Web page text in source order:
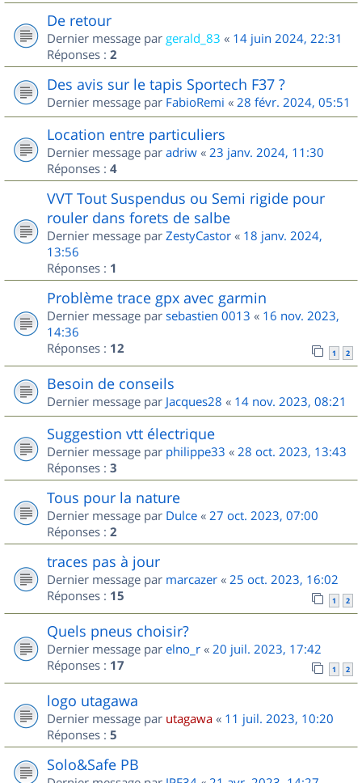
De retour
Dernier message par gerald_83 « 14 juin 2024, 22:31
Réponses : 2
Des avis sur le tapis Sportech F37 ?
Dernier message par FabioRemi « 28 févr. 2024, 05:51
Location entre particuliers
Dernier message par adriw « 23 janv. 2024, 11:30
Réponses : 4
VVT Tout Suspendus ou Semi rigide pour
rouler dans forets de salbe
Dernier message par ZestyCastor « 18 janv. 2024,
13:56
Réponses : 1
Problème trace gpx avec garmin
Dernier message par sebastien 0013 « 16 nov. 2023,
14:36
Réponses : 12 1 2
Besoin de conseils
Dernier message par Jacques28 « 14 nov. 2023, 08:21
Suggestion vtt électrique
Dernier message par philippe33 « 28 oct. 2023, 13:43
Réponses : 3
Tous pour la nature
Dernier message par Dulce « 27 oct. 2023, 07:00
Réponses : 2
traces pas à jour
Dernier message par marcazer « 25 oct. 2023, 16:02
Réponses : 15 1 2
Quels pneus choisir?
Dernier message par elno_r « 20 juil. 2023, 17:42
Réponses : 17 1 2
logo utagawa
Dernier message par utagawa « 11 juil. 2023, 10:20
Réponses : 5
Solo&Safe PB